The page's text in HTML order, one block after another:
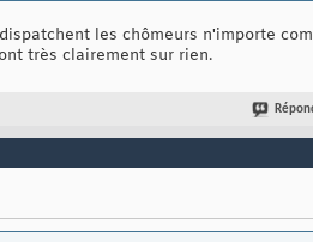
les chômeurs n'importe
très clairement sur rien.